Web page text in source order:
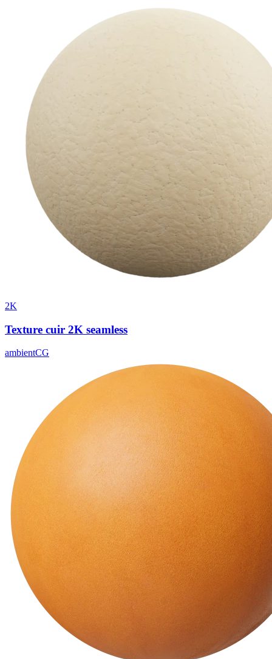
2K
Texture cuir 2K seamless
ambientCG